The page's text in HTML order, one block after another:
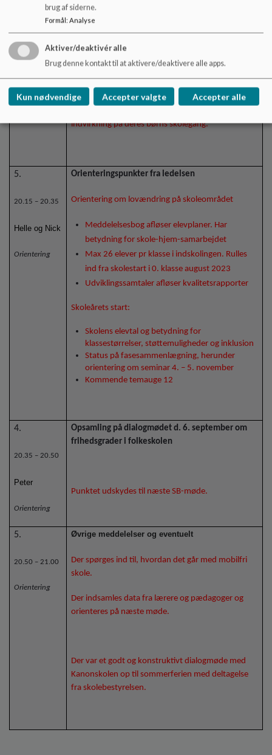
Trivsel
Mellemformer/pusterummet
SFO/klub
indvirkning på deres børns skolegang.
5.
20.15 – 20.35
Helle og Nick
Orientering
Orienteringspunkter fra ledelsen
Orientering om lovændring på skoleområdet
Meddelelsesbog afløser elevplaner. Har
betydning for skole-hjem-samarbejdet
Max 26 elever pr klasse i indskolingen. Rulles
ind fra skolestart i 0. klasse august 2023
Udviklingssamtaler afløser kvalitetsrapporter
Skoleårets start:
Skolens elevtal og betydning for
klassestørrelser, støttemuligheder og inklusion
Status på fasesammenlægning, herunder
orientering om seminar 4. – 5. november
Kommende temauge 12
4.
20.35 – 20.50
Peter
Orientering
Opsamling på dialogmødet d. 6. september om
frihedsgrader i folkeskolen
Punktet udskydes til næste SB-møde.
5.
20.50 – 21.00
Orientering
Øvrige meddelelser og eventuelt
Der spørges ind til, hvordan det går med mobilfri
skole.
Der indsamles data fra lærere og pædagoger og
orienteres på næste møde.
Der var et godt og konstruktivt dialogmøde med
Kanonskolen op til sommerferien med deltagelse
fra skolebestyrelsen.
brug af siderne.
Formål: Analyse
Aktiver/deaktivér alle
Brug denne kontakt til at aktivere/deaktivere alle apps.
Kun nødvendige Accepter valgte Accepter alle